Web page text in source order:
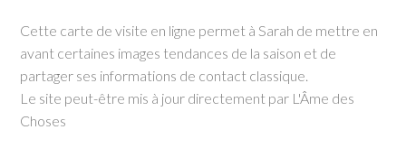
Cette carte de visite en ligne permet à Sarah de mettre en
avant certaines images tendances de la saison et de
partager ses informations de contact classique.
Le site peut-être mis à jour directement par L'Âme des
Choses